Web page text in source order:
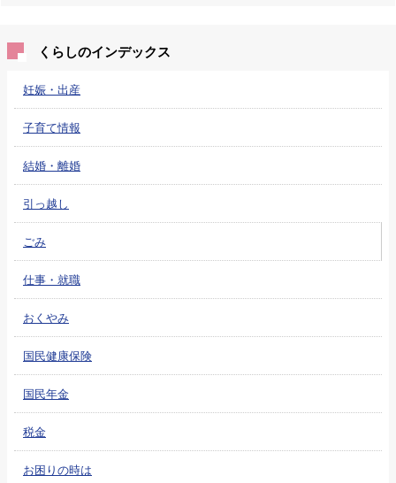
くらしのインデックス
妊娠・出産
子育て情報
結婚・離婚
引っ越し
ごみ
仕事・就職
おくやみ
国民健康保険
国民年金
税金
お困りの時は